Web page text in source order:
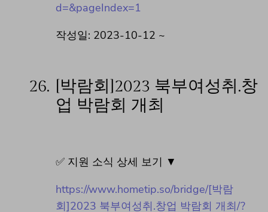
d=&pageIndex=1
작성일: 2023-10-12 ~
26. [박람회]2023 북부여성취.창
업 박람회 개최
✅ 지원 소식 상세 보기 ▼
https://www.hometip.so/bridge/[박람
회]2023 북부여성취.창업 박람회 개최/?